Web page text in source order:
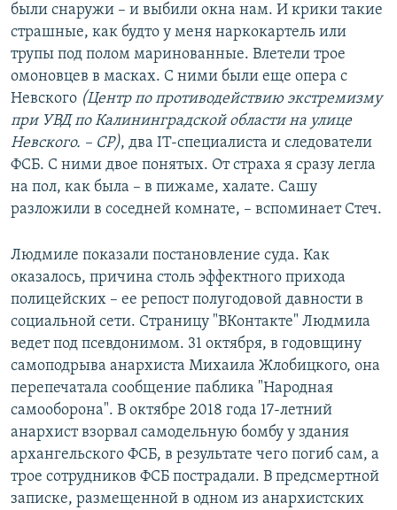
были снаружи – и выбили окна нам. И крики такие
страшные, как будто у меня наркокартель или
трупы под полом маринованные. Влетели трое
омоновцев в масках. С ними были еще опера с
Невского (Центр по противодействию экстремизму
при УВД по Калининградской области на улице
Невского. – СР), два IT-специалиста и следователи
ФСБ. С ними двое понятых. От страха я сразу легла
на пол, как была – в пижаме, халате. Сашу
разложили в соседней комнате, – вспоминает Стеч.
Людмиле показали постановление суда. Как
оказалось, причина столь эффектного прихода
полицейских – ее репост полугодовой давности в
социальной сети. Страницу "ВКонтакте" Людмила
ведет под псевдонимом. 31 октября, в годовщину
самоподрыва анархиста Михаила Жлобицкого, она
перепечатала сообщение паблика "Народная
самооборона". В октябре 2018 года 17-летний
анархист взорвал самодельную бомбу у здания
архангельского ФСБ, в результате чего погиб сам, а
трое сотрудников ФСБ пострадали. В предсмертной
записке, размещенной в одном из анархистских